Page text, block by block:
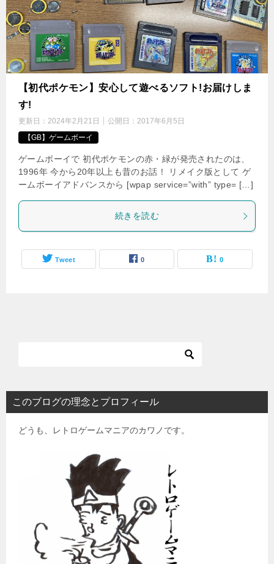
【初代ポケモン】安心して遊べるソフト!お届けしま
す!
更新日： 2024年2月21日 公開日： 2017年6月5日
【GB】ゲームボーイ
ゲームボーイで 初代ポケモンの赤・緑が発売されたのは、
1996年 今から20年以上も昔のお話！ リメイク版として ゲ
ームボーイアドバンスから [wpap service=”with” type= […]
続きを読む
Tweet 0 0
このブログの理念とプロフィール
どうも、レトロゲームマニアのカワノです。